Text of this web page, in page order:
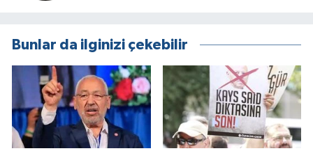
Bunlar da ilginizi çekebilir